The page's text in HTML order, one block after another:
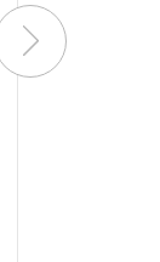
Next